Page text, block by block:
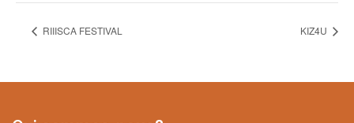
RIIISCA FESTIVAL KIZ4U